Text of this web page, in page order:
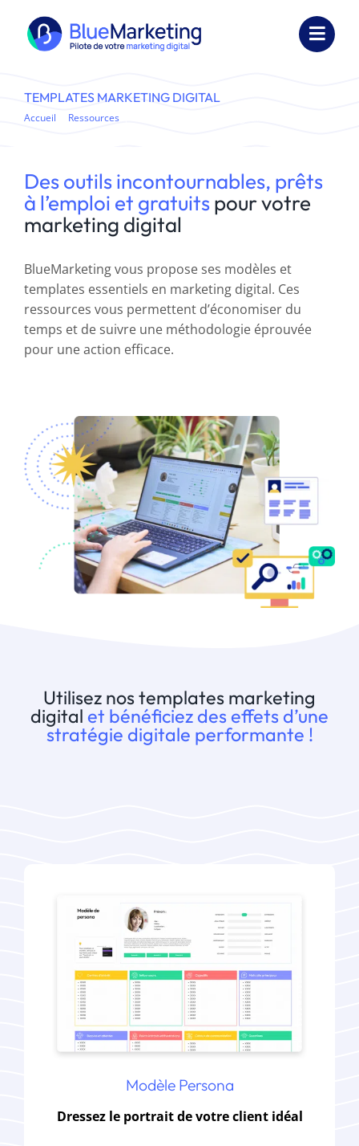
contenu
Réalisations
Société
Nous contacter
TEMPLATES MARKETING DIGITAL
Accueil Ressources
Des outils incontournables, prêts
à l’emploi et gratuitspour votre
marketing digital
BlueMarketing vous propose ses modèles et
templates essentiels en marketing digital. Ces
ressources vous permettent d’économiser du
temps et de suivre une méthodologie éprouvée
pour une action efficace.
Utilisez nos templates marketing
digital et bénéficiez des effets d’une
stratégie digitale performante !
Modèle Persona
Dressez le portrait de votre client idéal